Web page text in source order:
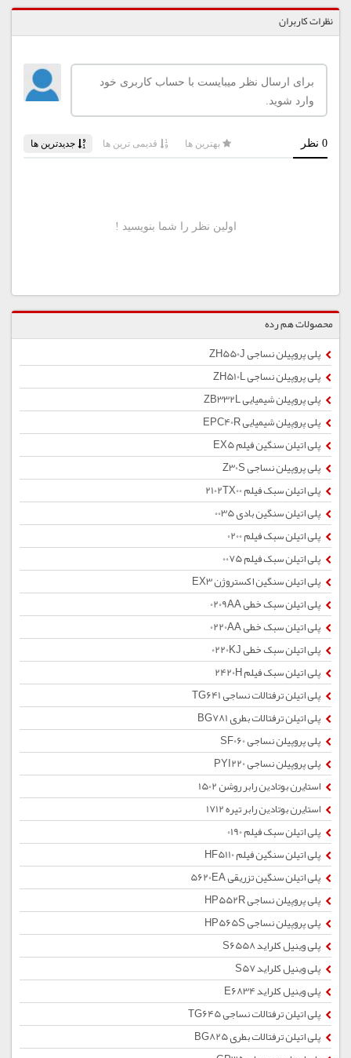
نظرات کاربران
محصولات هم رده
پلی پروپیلن نساجی ZH550J
پلی پروپیلن نساجی ZH510L
پلی پروپیلن شیمیایی ZB332L
پلی پروپیلن شیمیایی EPC40R
پلی اتیلن سنگین فیلم EX5
پلی پروپیلن نساجی Z30S
پلی اتیلن سبک فیلم 2102TX00
پلی اتیلن سنگین بادی 0035
پلی اتیلن سبک فیلم 0200
پلی اتیلن سبک فیلم 0075
پلی اتیلن سنگین اکستروژن EX3
پلی اتیلن سبک خطی 0209AA
پلی اتیلن سبک خطی 0220AA
پلی اتیلن سبک خطی 0220KJ
پلی اتیلن سبک فیلم 2420H
پلی اتیلن ترفتالات نساجی TG641
پلی اتیلن ترفتالات بطری BG781
پلی پروپیلن نساجی SF060
پلی پروپیلن نساجی PYI220
استایرن بوتادین رابر روشن 1502
استایرن بوتادین رابر تیره 1712
پلی اتیلن سبک فیلم 0190
پلی اتیلن سنگین فیلم HF5110
پلی اتیلن سنگین تزریقی 5620EA
پلی پروپیلن نساجی HP552R
پلی پروپیلن نساجی HP565S
پلی وینیل کلراید S6558
پلی وینیل کلراید S57
پلی وینیل کلراید E6834
پلی اتیلن ترفتالات نساجی TG645
پلی اتیلن ترفتالات بطری BG825